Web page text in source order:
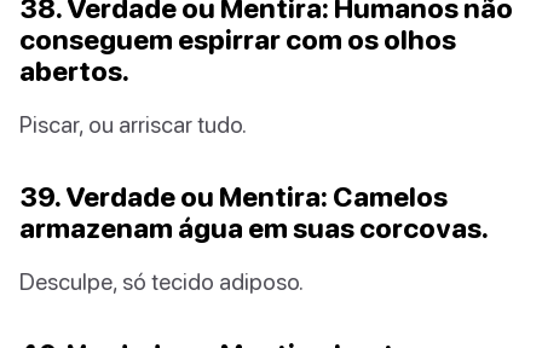
38. Verdade ou Mentira: Humanos não
conseguem espirrar com os olhos
abertos.
Piscar, ou arriscar tudo.
39. Verdade ou Mentira: Camelos
armazenam água em suas corcovas.
Desculpe, só tecido adiposo.